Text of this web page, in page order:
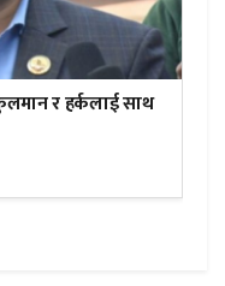
र हर्कलाई साथ